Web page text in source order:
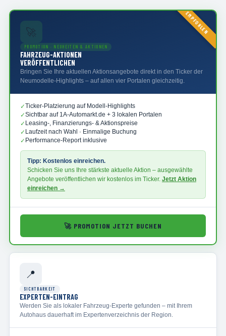
📍
SICHTBARKEIT
EXPERTEN-EINTRAG
Werden Sie als lokaler Fahrzeug-Experte gefunden – mit Ihrem
Autohaus dauerhaft im Expertenverzeichnis der Region.
EMPFOHLEN
🚀
PROMOTION · NEUHEITEN & AKTIONEN
FAHRZEUG-AKTIONEN
VERÖFFENTLICHEN
Bringen Sie Ihre aktuellen Aktionsangebote direkt in den Ticker der
Neumodelle-Highlights – auf allen vier Portalen gleichzeitig.
✓Ticker-Platzierung auf Modell-Highlights
✓Sichtbar auf 1A-Automarkt.de + 3 lokalen Portalen
✓ Leasing-, Finanzierungs- & Aktionspreise
✓ Laufzeit nach Wahl · Einmalige Buchung
✓ Performance-Report inklusive
Tipp: Kostenlos einreichen.
Schicken Sie uns Ihre stärkste aktuelle Aktion – ausgewählte
Angebote veröffentlichen wir kostenlos im Ticker. Jetzt Aktion
einreichen →
🚀 PROMOTION JETZT BUCHEN